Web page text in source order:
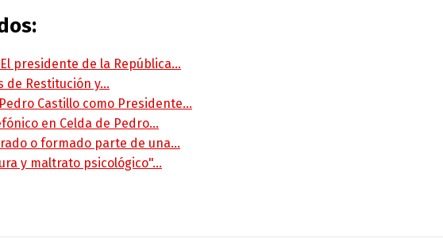
presidente de la República…
de Restitución y…
Castillo como Presidente…
en Celda de Pedro…
o formado parte de una…
y maltrato psicológico"…